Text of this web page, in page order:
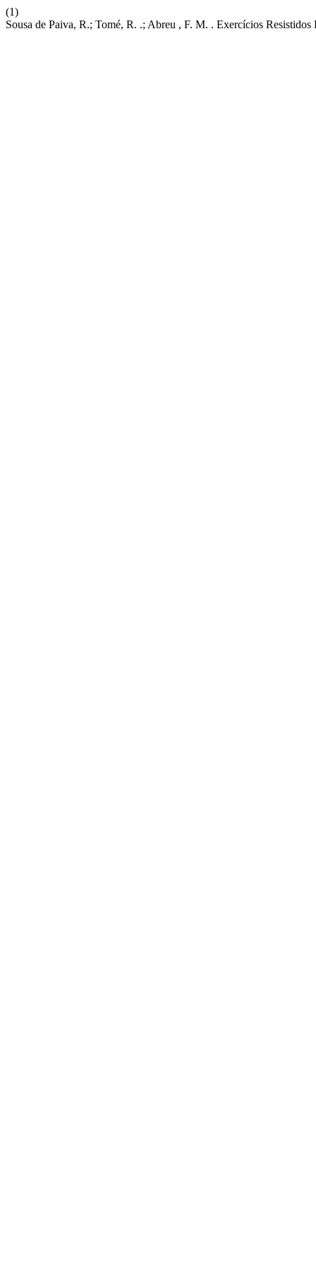
(1)
Sousa de Paiva, R.; Tomé, R. .; Abreu , F. M. . Exercícios